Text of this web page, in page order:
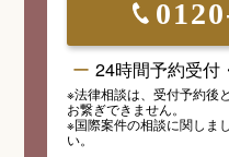
24時間予約受付
※法律相談は、受付予約後
お繋ぎできません。
※国際案件の相談に関しま
い。